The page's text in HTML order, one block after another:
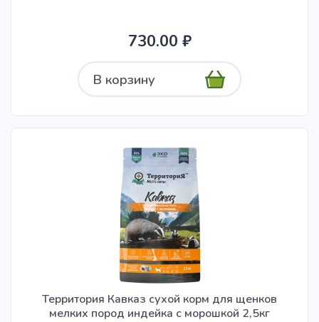
730.00 ₽
В корзину
Территория Кавказ сухой корм для щенков
мелких пород индейка с морошкой 2,5кг